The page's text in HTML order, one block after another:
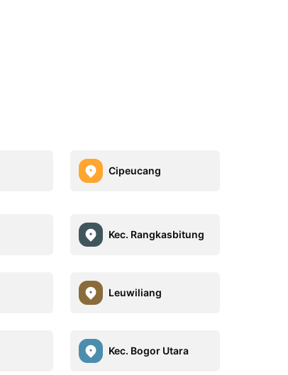
Cipeucang
Kec. Rangkasbitung
Leuwiliang
Kec. Bogor Utara